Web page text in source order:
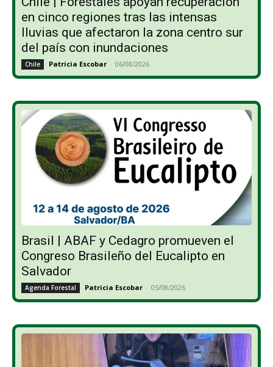
en cinco regiones tras las intensas
lluvias que afectaron la zona centro sur
del país con inundaciones
Chile Patricia Escobar - 06/08/2026
Brasil | ABAF y Cedagro promueven el
Congreso Brasileño del Eucalipto en
Salvador
Agenda Forestal Patricia Escobar - 05/08/2026